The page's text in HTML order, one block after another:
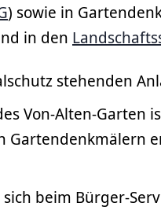
) sowie in
in den
stehenden
Von-Alten-Garten
Gartendenkmälern
beim Bürger-